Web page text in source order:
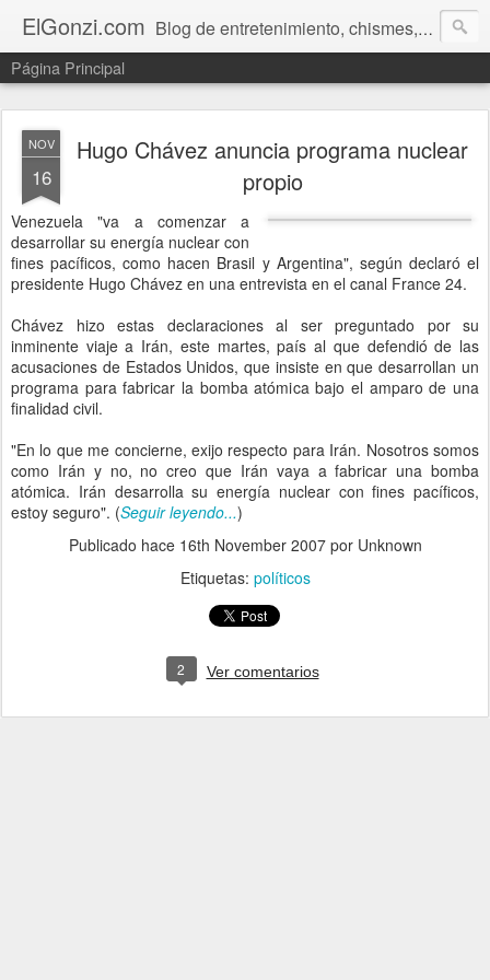
ElGonzi.com Blog de entretenimiento, chismes, humor, farándula, curiosidades, ovnis, noticias calientes, fotos, videos, paranormal y ¡más!
Página Principal
NOV
16
Hugo Chávez anuncia programa nuclear
propio
Venezuela "va a comenzar a
desarrollar su energía nuclear con
fines pacíficos, como hacen Brasil y Argentina", según declaró el
presidente Hugo Chávez en una entrevista en el canal France 24.
Chávez hizo estas declaraciones al ser preguntado por su
inminente viaje a Irán, este martes, país al que defendió de las
acusaciones de Estados Unidos, que insiste en que desarrollan un
programa para fabricar la bomba atómica bajo el amparo de una
finalidad civil.
"En lo que me concierne, exijo respecto para Irán. Nosotros somos
como Irán y no, no creo que Irán vaya a fabricar una bomba
atómica. Irán desarrolla su energía nuclear con fines pacíficos,
estoy seguro". (Seguir leyendo...)
Publicado hace 16th November 2007por Unknown
Etiquetas: políticos
2 Ver comentarios